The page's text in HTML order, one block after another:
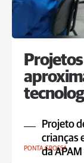
Projeto
crianças
da
PONTA GROSSA